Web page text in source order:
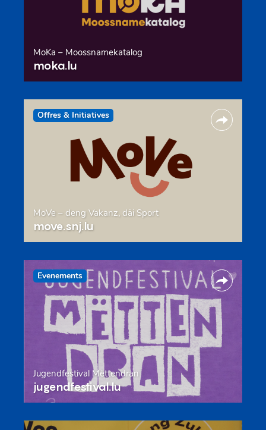
MoKa – Moossnamekatalog
moka.lu
Offres & Initiatives
MoVe – deng Vakanz, däi Sport
move.snj.lu
Evenements
Jugendfestival Mëttendran
jugendfestival.lu